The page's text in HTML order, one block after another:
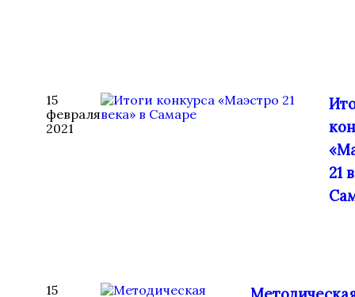
15
февраля
2021
21
15